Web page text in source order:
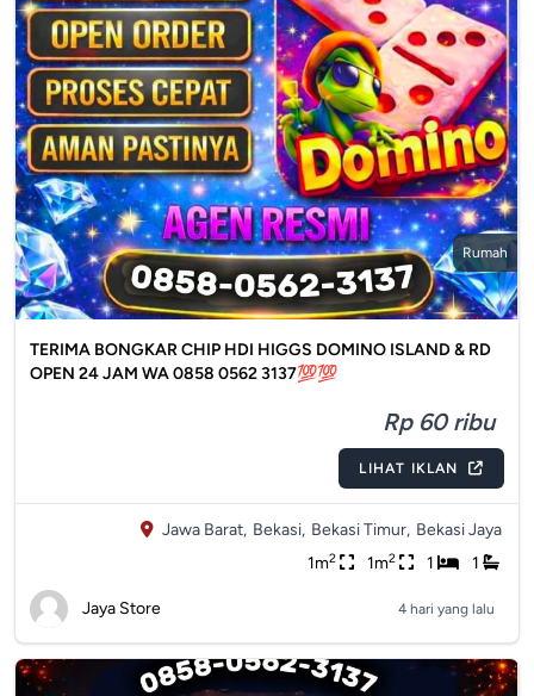
Rumah
TERIMA BONGKAR CHIP HDI HIGGS DOMINO ISLAND & RD
OPEN 24 JAM WA 0858 0562 3137💯💯
Rp 60 ribu
LIHAT IKLAN
Jawa Barat, Bekasi, Bekasi Timur, Bekasi Jaya
1m2 1m2 1 1
Jaya Store 4 hari yang lalu